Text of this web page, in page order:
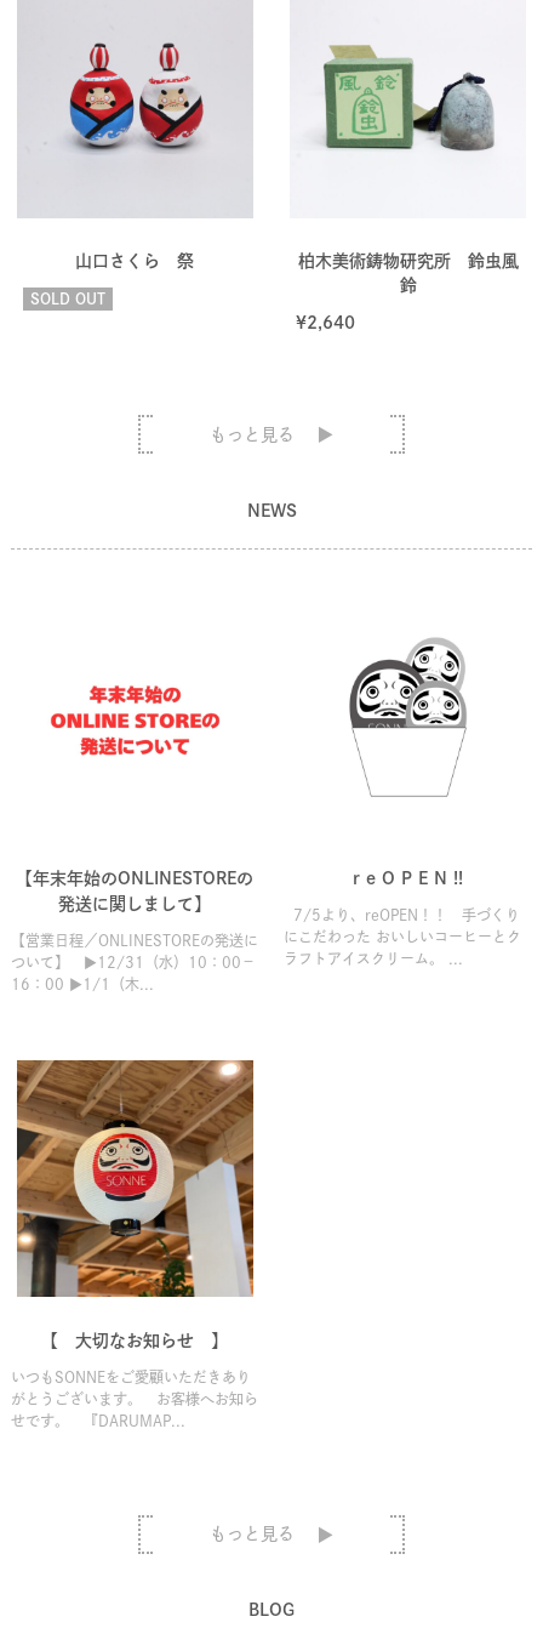
山口さくら 祭
SOLD OUT
柏木美術鋳物研究所 鈴虫風
鈴
¥2,640
もっと見る
NEWS
【年末年始のONLINESTOREの
発送に関しまして】
【営業日程／ONLINESTOREの発送に
ついて】 ▶12/31（水）10：00－
16：00 ▶1/1（木...
r e O P E N !!
7/5より、reOPEN！！ 手づくり
にこだわった おいしいコーヒーとク
ラフトアイスクリーム。 ...
【 大切なお知らせ 】
いつもSONNEをご愛顧いただきあり
がとうございます。 お客様へお知ら
せです。 『DARUMAP...
もっと見る
BLOG